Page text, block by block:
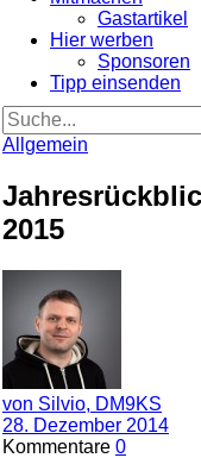
Gastartikel
Hier werben
Sponsoren
Tipp einsenden
Suche
Allgemein
2015
von Silvio, DM9KS
28. Dezember 2014
Kommentare 0